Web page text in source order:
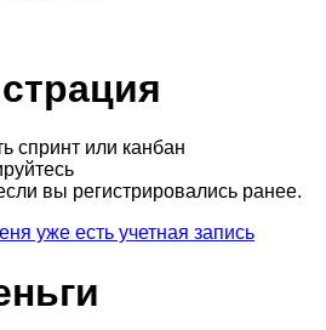
спринт или канбан
вы регистрировались ранее.
уже есть учетная запись